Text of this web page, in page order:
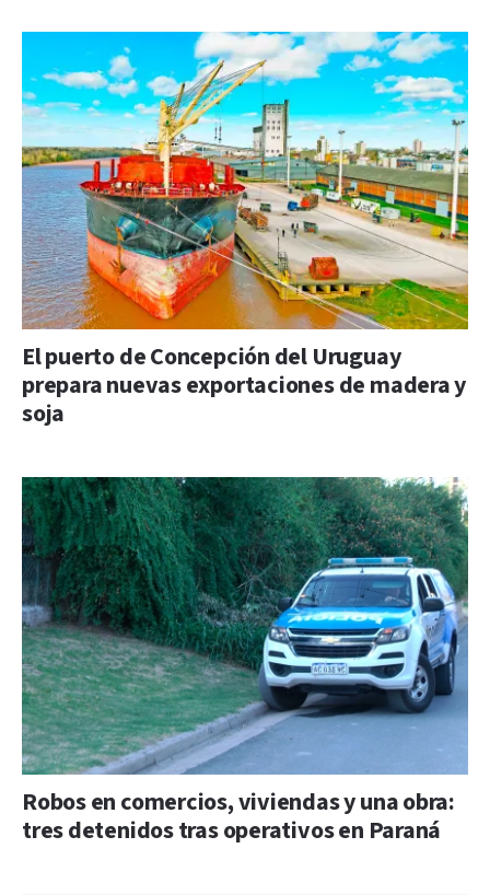
El puerto de Concepción del Uruguay
prepara nuevas exportaciones de madera y
soja
Robos en comercios, viviendas y una obra:
tres detenidos tras operativos en Paraná